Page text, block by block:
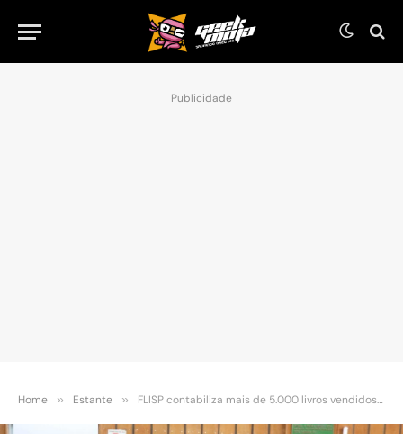
Publicidade
Home » Estante » FLISP contabiliza mais de 5.000 livros vendidos em evento presencial